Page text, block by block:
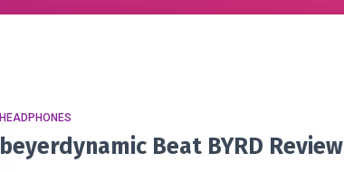
HEADPHONES
beyerdynamic Beat BYRD Review